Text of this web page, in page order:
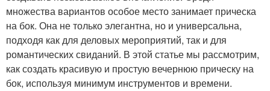
множества вариантов особое место занимает прическа
на бок. Она не только элегантна, но и универсальна,
подходя как для деловых мероприятий, так и для
романтических свиданий. В этой статье мы рассмотрим,
как создать красивую и простую вечернюю прическу на
бок, используя минимум инструментов и времени.